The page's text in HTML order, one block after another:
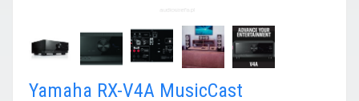
Yamaha RX-V4A MusicCast